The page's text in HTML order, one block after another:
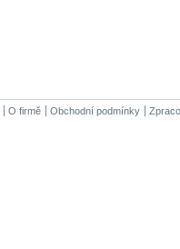
O firmě Obchodní podmínky